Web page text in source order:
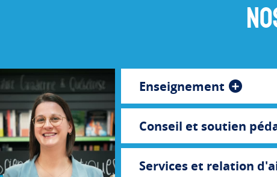
Enseignement
Conseil et soutien
Services et relation